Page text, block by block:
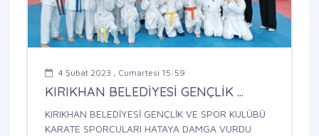
4 Şubat 2023 , Cumartesi 15:59
KIRIKHAN BELEDİYESİ GENÇLİK ...
KIRIKHAN BELEDİYESİ GENÇLİK VE SPOR KULÜBÜ
KARATE SPORCULARI HATAYA DAMGA VURDU